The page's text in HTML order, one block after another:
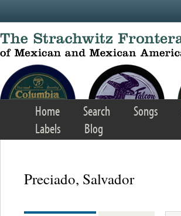
Home Search Songs
Labels
Blog
Preciado, Salvador